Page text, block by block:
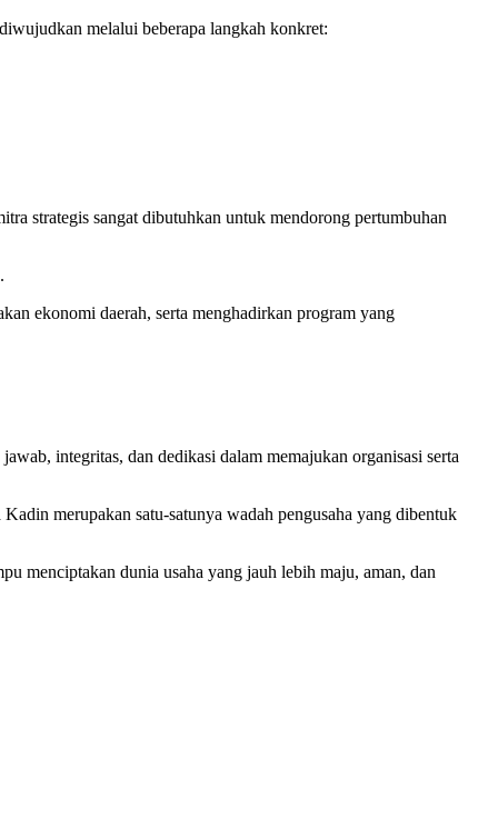
melalui beberapa langkah konkret:
strategis sangat dibutuhkan untuk mendorong pertumbuhan
ekonomi daerah, serta menghadirkan program yang
integritas, dan dedikasi dalam memajukan organisasi serta
merupakan satu-satunya wadah pengusaha yang dibentuk
menciptakan dunia usaha yang jauh lebih maju, aman, dan